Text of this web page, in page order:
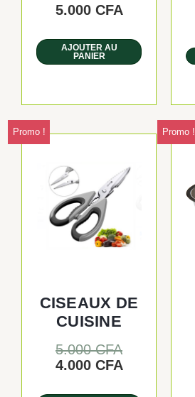
5.000 CFA
AJOUTER AU
PANIER
Promo !
CISEAUX DE
CUISINE
5.000CFA
initial
était :
5.000 CFA.
4.000 CFA
actuel
est :
4.000 CFA.
Promo !